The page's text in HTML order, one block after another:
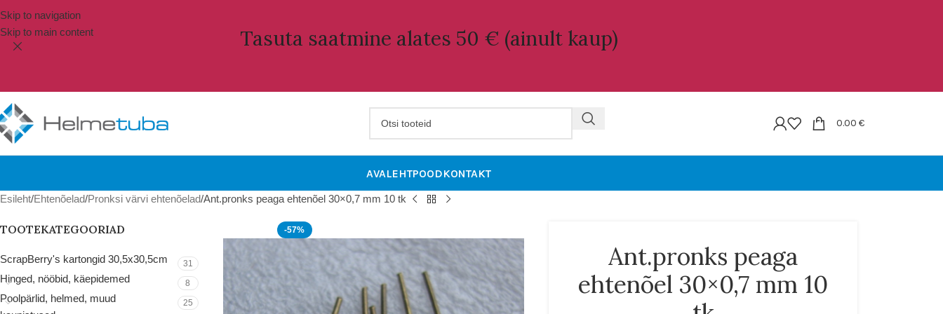
Skip to navigation
Skip to main content
Tasuta saatmine alates 50 € (ainult kaup)
0.00 €
AVALEHTPOODKONTAKT
Esileht Ehtenõelad Pronksi värvi ehtenõelad Ant.pronks peaga ehtenõel 30×0,7 mm 10 tk
TOOTEKATEGOORIAD
ScrapBerry's kartongid 30,5x30,5cm 31
Hinged, nööbid, käepidemed 8
Poolpärlid, helmed, muud
25
-57%
Ant.pronks peaga
ehtenõel 30×0,7 mm 10